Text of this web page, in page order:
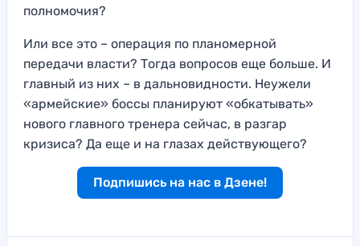
полномочия?
Или все это – операция по планомерной
передачи власти? Тогда вопросов еще больше. И
главный из них – в дальновидности. Неужели
«армейские» боссы планируют «обкатывать»
нового главного тренера сейчас, в разгар
кризиса? Да еще и на глазах действующего?
Подпишись на нас в Дзене!